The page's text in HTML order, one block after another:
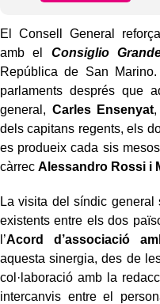
El Consell General
amb el Consiglio
República de San
parlaments després que
general, Carles Ensenyat
dels capitans regents, els
es produeix cada sis
càrrec Alessandro Rossi i
La visita del síndic general
existents entre els dos
l’Acord d’associació
aquesta sinergia, des de
col·laboració amb la
intercanvis entre el